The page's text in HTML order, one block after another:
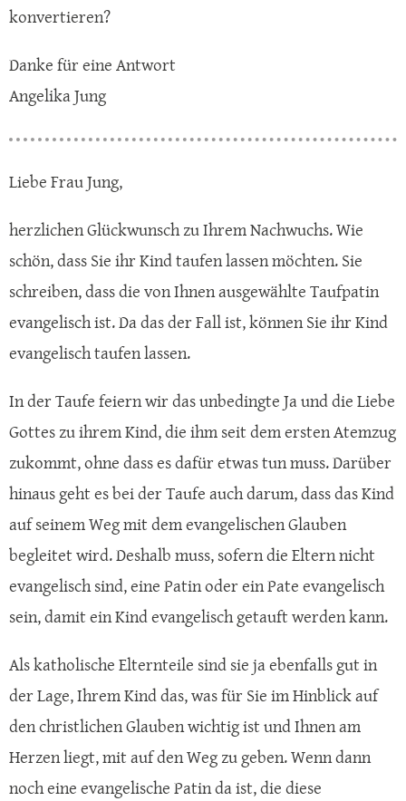
konvertieren?
Danke für eine Antwort
Angelika Jung
Liebe Frau Jung,
herzlichen Glückwunsch zu Ihrem Nachwuchs. Wie
schön, dass Sie ihr Kind taufen lassen möchten. Sie
schreiben, dass die von Ihnen ausgewählte Taufpatin
evangelisch ist. Da das der Fall ist, können Sie ihr Kind
evangelisch taufen lassen.
In der Taufe feiern wir das unbedingte Ja und die Liebe
Gottes zu ihrem Kind, die ihm seit dem ersten Atemzug
zukommt, ohne dass es dafür etwas tun muss. Darüber
hinaus geht es bei der Taufe auch darum, dass das Kind
auf seinem Weg mit dem evangelischen Glauben
begleitet wird. Deshalb muss, sofern die Eltern nicht
evangelisch sind, eine Patin oder ein Pate evangelisch
sein, damit ein Kind evangelisch getauft werden kann.
Als katholische Elternteile sind sie ja ebenfalls gut in
der Lage, Ihrem Kind das, was für Sie im Hinblick auf
den christlichen Glauben wichtig ist und Ihnen am
Herzen liegt, mit auf den Weg zu geben. Wenn dann
noch eine evangelische Patin da ist, die diese